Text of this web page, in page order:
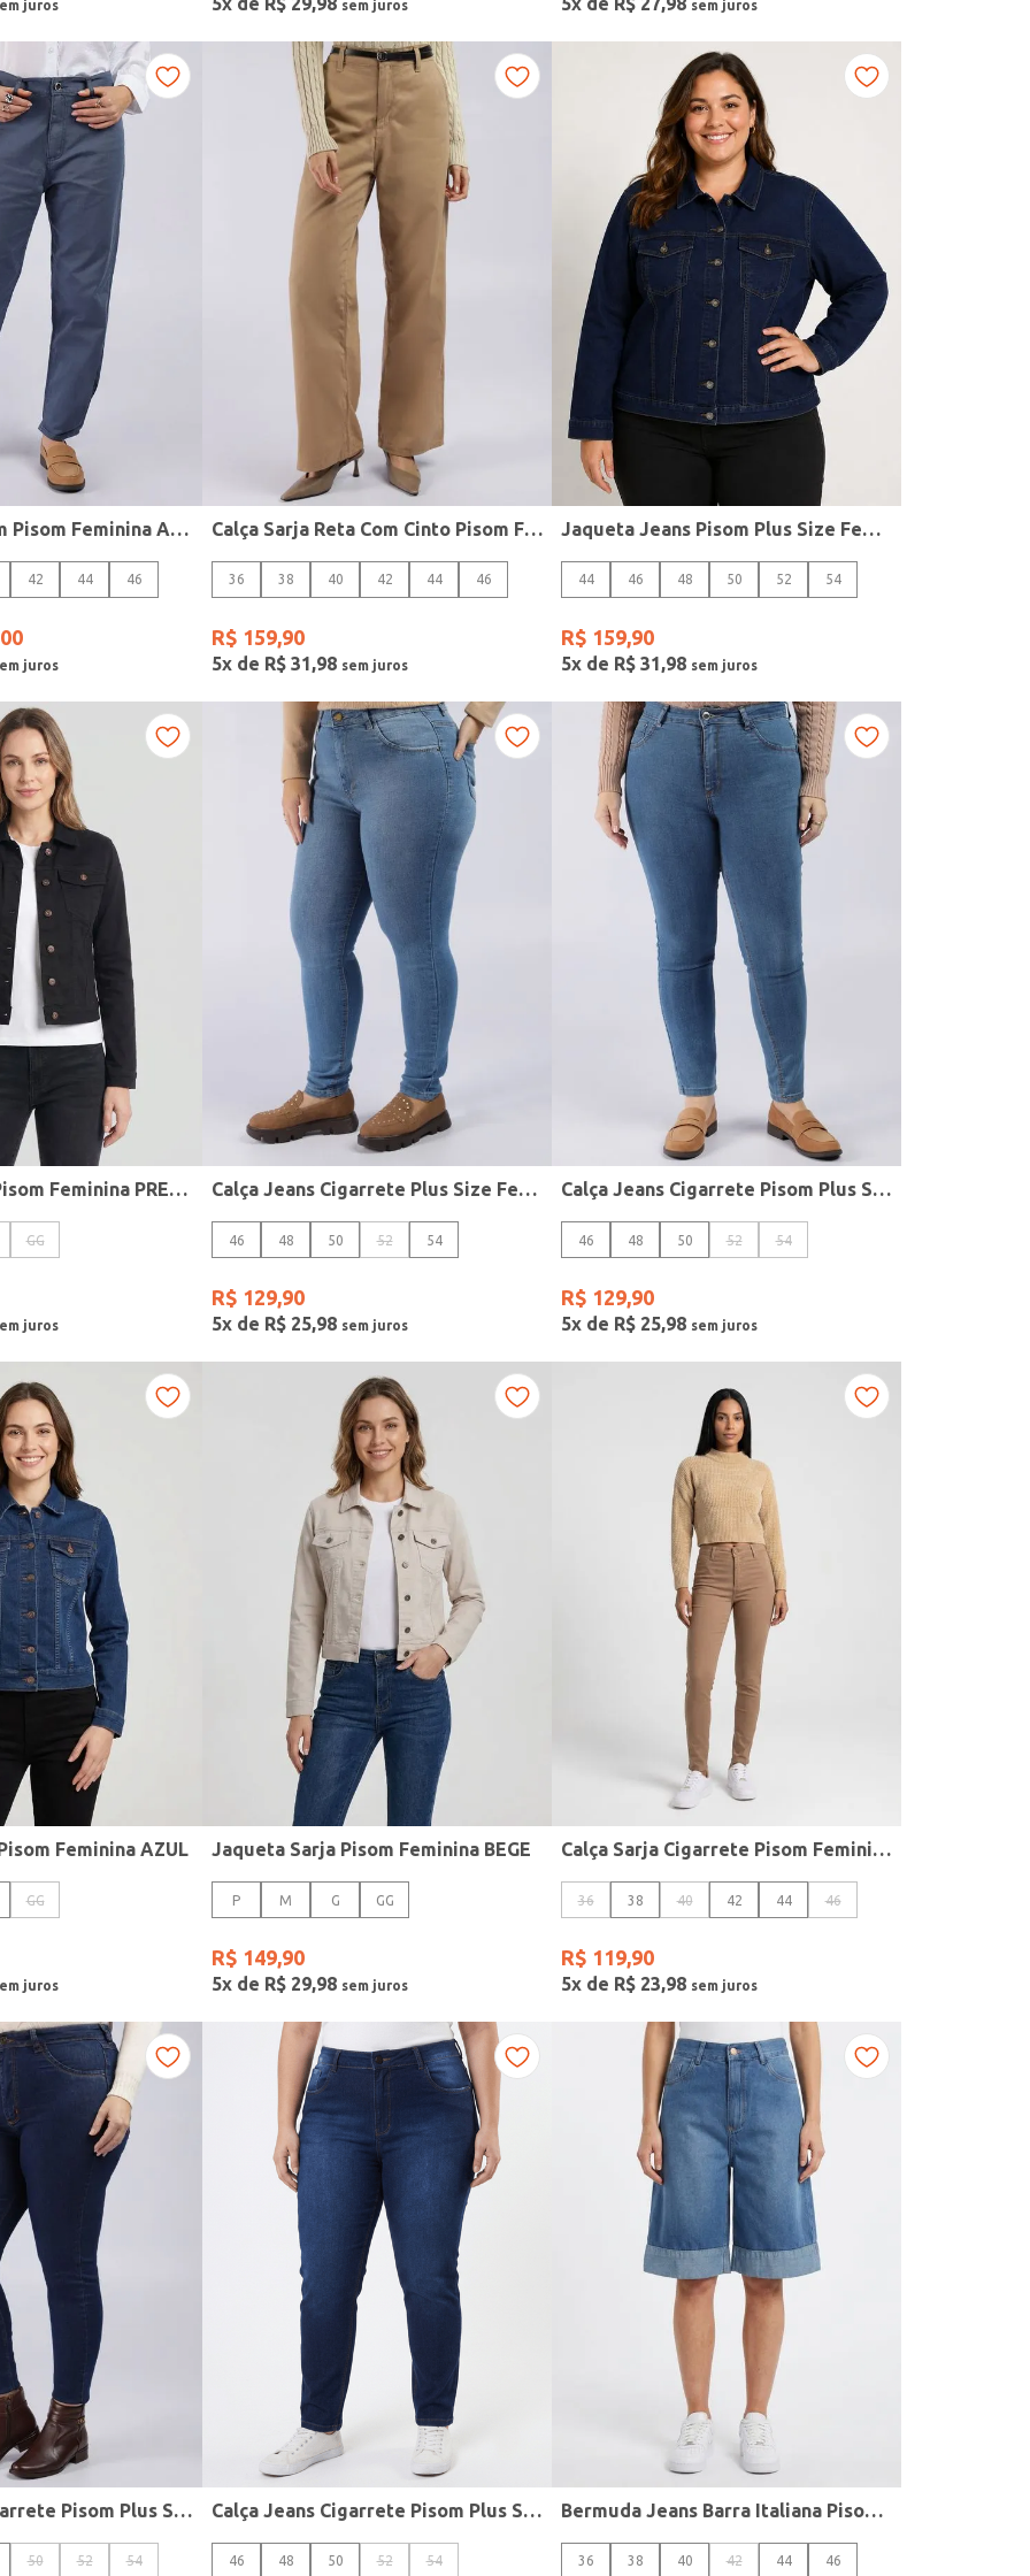
Calça Sarja Mom Pisom Feminina AZUL
42 44 46
00
Calça Sarja Reta Com Cinto Pisom Feminina BEGE
36 38 40 42 44 46
R$ 159,90
5x de R$ 31,98
Jaqueta Jeans Pisom Plus Size Feminina AZUL
44 46 48 50 52 54
R$ 159,90
5x de R$ 31,98
Jaqueta Sarja Pisom Feminina PRETO
GG
Calça Jeans Cigarrete Plus Size Feminina AZUL
46 48 50 52 54
R$ 129,90
5x de R$ 25,98
Calça Jeans Cigarrete Pisom Plus Size Feminina AZUL
46 48 50 52 54
R$ 129,90
5x de R$ 25,98
Feminina AZUL
GG
Jaqueta Sarja Pisom Feminina BEGE
P M G GG
R$ 149,90
5x de R$ 29,98
Calça Sarja Cigarrete Pisom Feminina MARROM
36 38 40 42 44 46
R$ 119,90
5x de R$ 23,98
Calça Jeans Cigarrete Pisom Plus Size Feminina AZUL
50 52 54
Calça Jeans Cigarrete Pisom Plus Size Feminina AZUL
46 48 50 52 54
Bermuda Jeans Barra Italiana Pisom Feminina AZUL
36 38 40 42 44 46